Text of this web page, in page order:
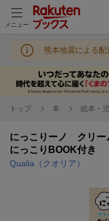
メニュー
熊本地震による
トップ 本 絵本・
にっこりーノ クリー
にっこりBOOK付き
Qualia（クオリア）